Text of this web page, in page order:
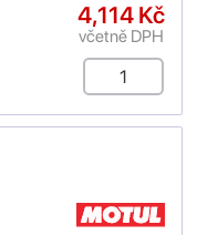
4,114 Kč
včetně DPH